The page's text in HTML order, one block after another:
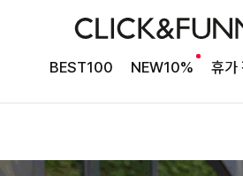
BEST100 NEW10% 휴가